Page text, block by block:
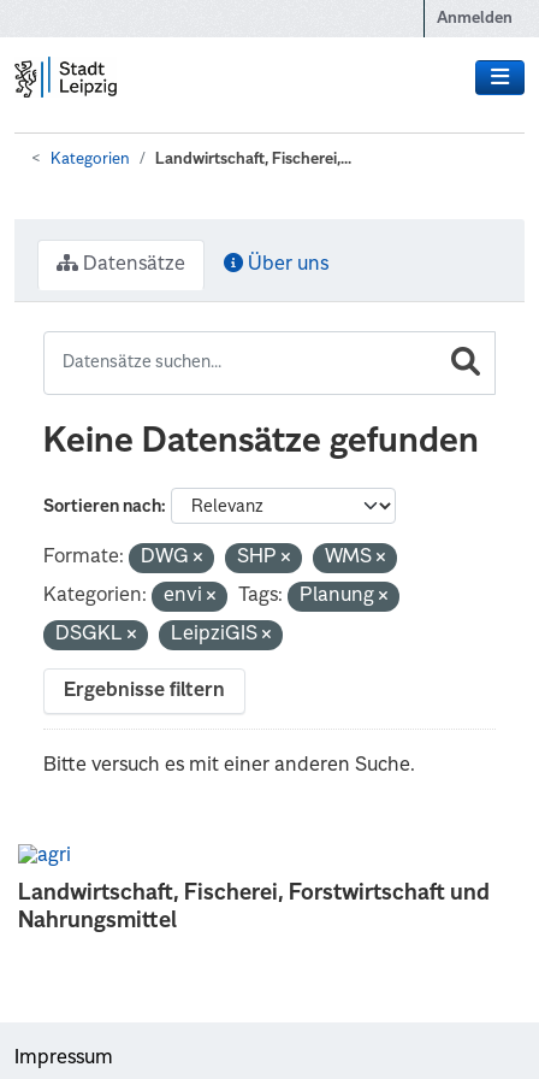
Anmelden
Kategorien Landwirtschaft, Fischerei,...
Landwirtschaft, Fischerei, Forstwirtschaft und
Nahrungsmittel
Datensätze Über uns
Keine Datensätze gefunden
Sortieren nach
Formate: DWG SHP
WMS
Kategorien:
envi Tags:
Planung
DSGKL
LeipziGIS
Ergebnisse filtern
Bitte versuch es mit einer anderen Suche.
Impressum